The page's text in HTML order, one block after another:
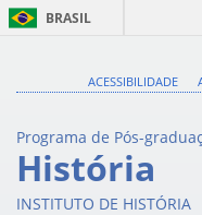
BRASIL
ACESSIBILIDADE
Programa de Pós-
História
INSTITUTO DE HISTÓRIA